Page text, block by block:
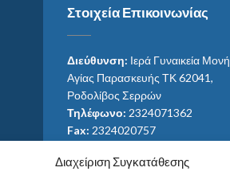
Διαχείριση Συγκατάθεσης
Στοιχεία Επικοινωνίας
Διεύθυνση: Ιερά Γυναικεία Μονή
Αγίας Παρασκευής ΤΚ 62041,
Ροδολίβος Σερρών
Τηλέφωνο: 2324071362
Fax: 2324020757
Email:info@im-agparaskevis.gr